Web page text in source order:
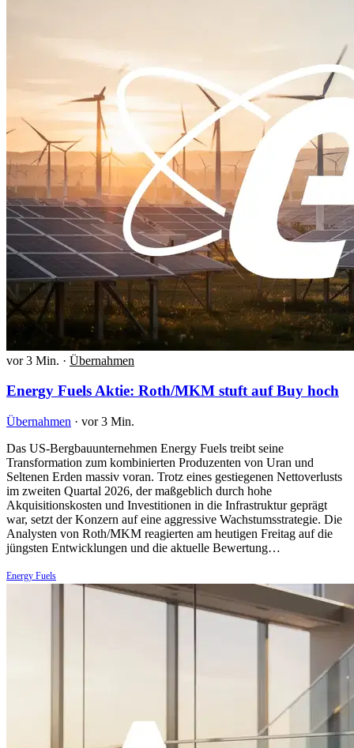
vor 3 Min. · Übernahmen
Energy Fuels Aktie: Roth/MKM stuft auf Buy hoch
Übernahmen · vor 3 Min.
Das US-Bergbauunternehmen Energy Fuels treibt seine
Transformation zum kombinierten Produzenten von Uran und
Seltenen Erden massiv voran. Trotz eines gestiegenen Nettoverlusts
im zweiten Quartal 2026, der maßgeblich durch hohe
Akquisitionskosten und Investitionen in die Infrastruktur geprägt
war, setzt der Konzern auf eine aggressive Wachstumsstrategie. Die
Analysten von Roth/MKM reagierten am heutigen Freitag auf die
jüngsten Entwicklungen und die aktuelle Bewertung…
Energy Fuels